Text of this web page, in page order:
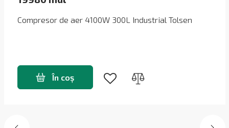
Compresor de aer 4100W 300L Industrial Tolsen
În coș